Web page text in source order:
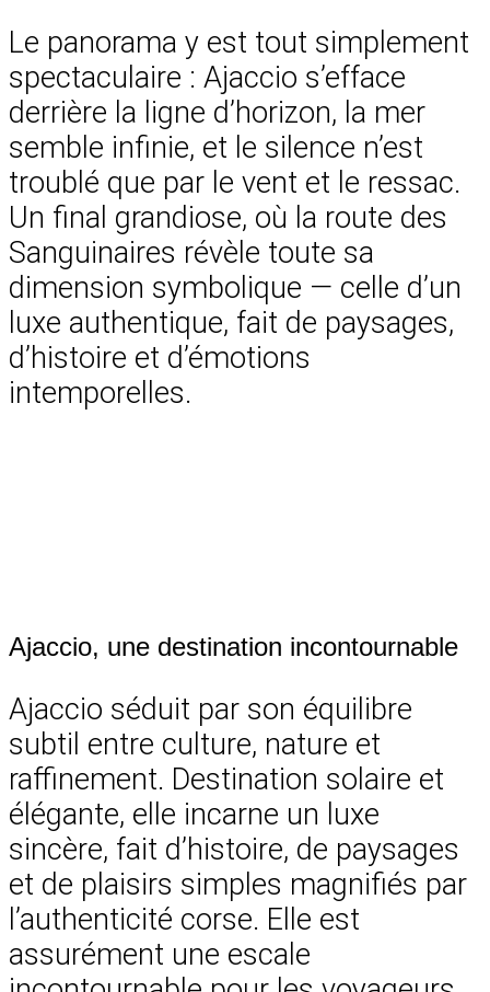
Le panorama y est tout simplement
spectaculaire : Ajaccio s’efface
derrière la ligne d’horizon, la mer
semble infinie, et le silence n’est
troublé que par le vent et le ressac.
Un final grandiose, où la route des
Sanguinaires révèle toute sa
dimension symbolique — celle d’un
luxe authentique, fait de paysages,
d’histoire et d’émotions
intemporelles.
Ajaccio, une destination incontournable
Ajaccio séduit par son équilibre
subtil entre culture, nature et
raffinement. Destination solaire et
élégante, elle incarne un luxe
sincère, fait d’histoire, de paysages
et de plaisirs simples magnifiés par
l’authenticité corse. Elle est
assurément une escale